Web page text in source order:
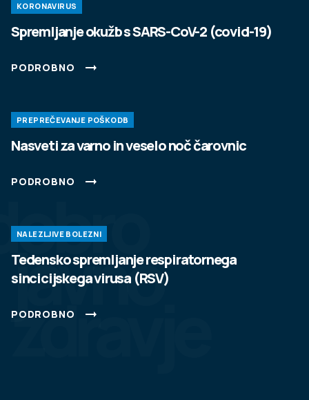
javno
zdravje
KORONAVIRUS
Spremljanje okužb s SARS-CoV-2 (covid-19)
PODROBNO
PREPREČEVANJE POŠKODB
Nasveti za varno in veselo noč čarovnic
PODROBNO
NALEZLJIVE BOLEZNI
Tedensko spremljanje respiratornega
sincicijskega virusa (RSV)
PODROBNO